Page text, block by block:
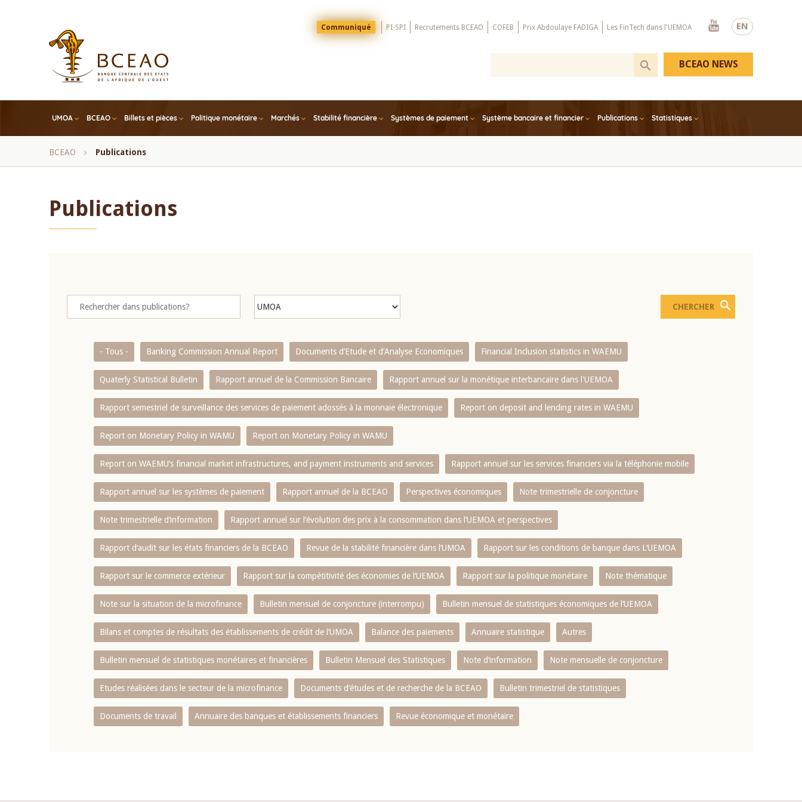
EN
Menu
Top
Communiqué PI-SPI Recrutements BCEAO COFEB Prix Abdoulaye FADIGA Les FinTech dans l'UEMOA
Youtube
UMOA BCEAO Billets et pièces Politique monétaire Marchés Stabilité financière Systèmes de paiement Système bancaire et financier Publications Statistiques
BCEAO NEWS
Fil
BCEAO Publications
Publications
- Tous - Banking Commission Annual Report Documents d’Etude et d’Analyse Economiques Financial Inclusion statistics in WAEMU
Quaterly Statistical Bulletin Rapport annuel de la Commission Bancaire Rapport annuel sur la monétique interbancaire dans l'UEMOA
Rapport semestriel de surveillance des services de paiement adossés à la monnaie électronique Report on deposit and lending rates in WAEMU
Report on Monetary Policy in WAMU Report on Monetary Policy in WAMU
Report on WAEMU’s financial market infrastructures, and payment instruments and services Rapport annuel sur les services financiers via la téléphonie mobile
Rapport annuel sur les systèmes de paiement Rapport annuel de la BCEAO Perspectives économiques Note trimestrielle de conjoncture
Note trimestrielle d‘information Rapport annuel sur l‘évolution des prix à la consommation dans l‘UEMOA et perspectives
Rapport d‘audit sur les états financiers de la BCEAO Revue de la stabilité financière dans l‘UMOA Rapport sur les conditions de banque dans L‘UEMOA
Rapport sur le commerce extérieur Rapport sur la compétitivité des économies de l‘UEMOA Rapport sur la politique monétaire Note thématique
Note sur la situation de la microfinance Bulletin mensuel de conjoncture (interrompu) Bulletin mensuel de statistiques économiques de l‘UEMOA
Bilans et comptes de résultats des établissements de crédit de l‘UMOA Balance des paiements Annuaire statistique Autres
Bulletin mensuel de statistiques monétaires et financières Bulletin Mensuel des Statistiques Note d’information Note mensuelle de conjoncture
Etudes réalisées dans le secteur de la microfinance Documents d’études et de recherche de la BCEAO Bulletin trimestriel de statistiques
Documents de travail Annuaire des banques et établissements financiers Revue économique et monétaire